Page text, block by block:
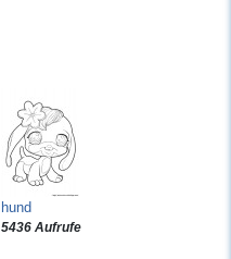
hund
5436 Aufrufe